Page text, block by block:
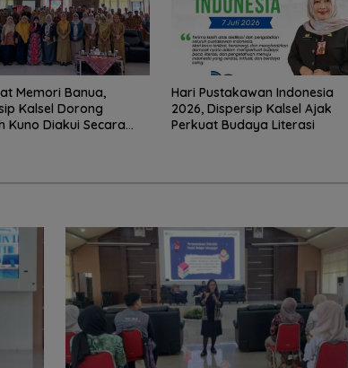
Memori Banua,
Kalsel Dorong
Kuno Diakui Secara
Hari Pustakawan Indonesia
2026, Dispersip Kalsel Ajak
Perkuat Budaya Literasi